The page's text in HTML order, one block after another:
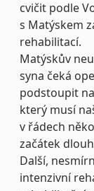
cvičit podle
s Matýskem
rehabilitací.
Matýskův
syna čeká
podstoupit
který musí
v řádech
začátek
Další,
intenzivní